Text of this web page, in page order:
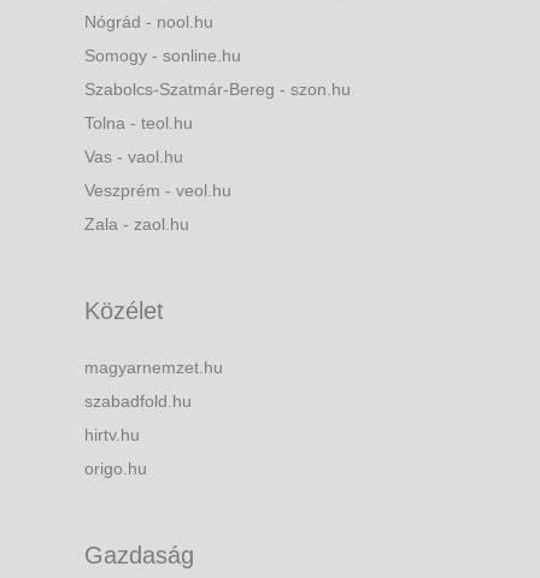
Nógrád - nool.hu
Somogy - sonline.hu
Szabolcs-Szatmár-Bereg - szon.hu
Tolna - teol.hu
Vas - vaol.hu
Veszprém - veol.hu
Zala - zaol.hu
Közélet
magyarnemzet.hu
szabadfold.hu
hirtv.hu
origo.hu
Gazdaság